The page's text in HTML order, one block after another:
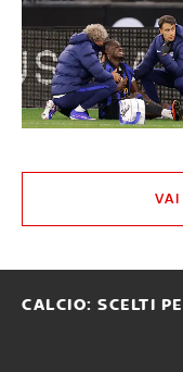
CALCIO: SCELTI